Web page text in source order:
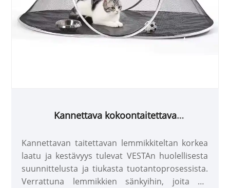
Kannettava kokoontaitettava
Kannettavan taitettavan lemmikkiteltan korkea
laatu ja kestävyys tulevat VESTAn huolellisesta
suunnittelusta ja tiukasta tuotantoprosessista.
Verrattuna lemmikkien sänkyihin, joita on